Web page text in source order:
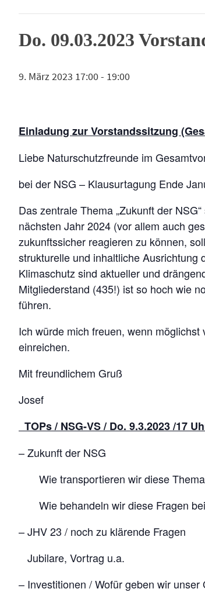
Do. 09.03.2023
9. März 2023 17:00- 19:00
Einladung zur Vorstandssitzung
Liebe Naturschutzfreunde im
bei der NSG – Klausurtagung Ende
Das zentrale Thema „Zukunft der
nächsten Jahr 2024 (vor allem auch
zukunftssicher reagieren zu können,
strukturelle und inhaltliche Ausrichtung
Klimaschutz sind aktueller und
Mitgliederstand (435!) ist so hoch wie
führen.
Ich würde mich freuen, wenn
einreichen.
Mit freundlichem Gruß
Josef
TOPs / NSG-VS / Do. 9.3.2023 /17
– Zukunft der NSG
Wie transportieren wir diese
Wie behandeln wir diese Fragen
– JHV 23 / noch zu klärende Fragen
Jubilare, Vortrag u.a.
– Investitionen / Wofür geben wir